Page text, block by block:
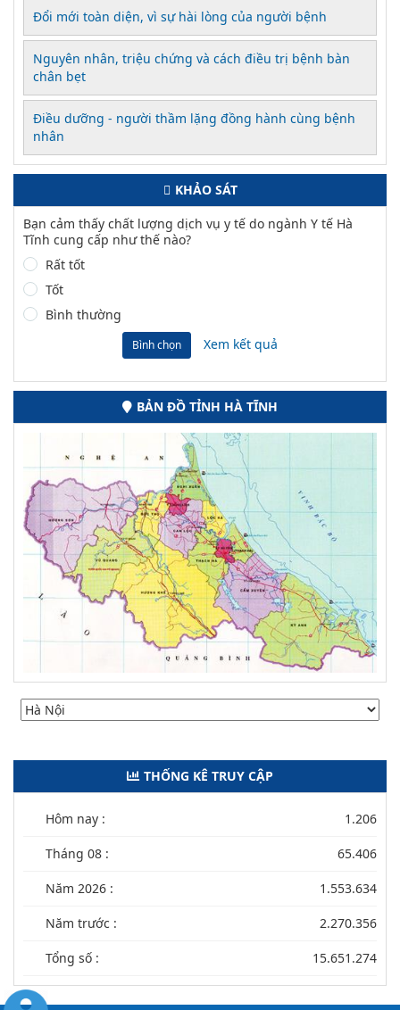
Đổi mới toàn diện, vì sự hài lòng của người bệnh
Nguyên nhân, triệu chứng và cách điều trị bệnh bàn
chân bẹt
Điều dưỡng - người thầm lặng đồng hành cùng bệnh
nhân
KHẢO SÁT
Bạn cảm thấy chất lượng dịch vụ y tế do ngành Y tế Hà
Tĩnh cung cấp như thế nào?
Rất tốt
Tốt
Bình thường
Bình chọn Xem kết quả
BẢN ĐỒ TỈNH HÀ TĨNH
THỐNG KÊ TRUY CẬP
Hôm nay : 1.206
Tháng 08 : 65.406
Năm 2026 : 1.553.634
Năm trước : 2.270.356
Tổng số : 15.651.274